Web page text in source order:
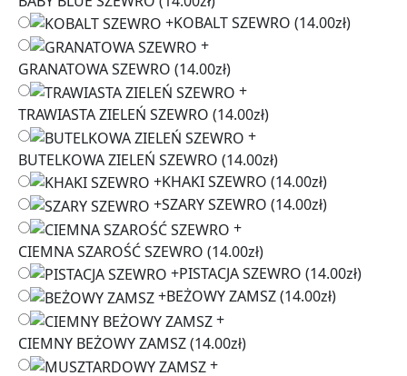
+KOBALT SZEWRO (14.00zł)
+
GRANATOWA SZEWRO (14.00zł)
+
TRAWIASTA ZIELEŃ SZEWRO (14.00zł)
+
BUTELKOWA ZIELEŃ SZEWRO (14.00zł)
+KHAKI SZEWRO (14.00zł)
+SZARY SZEWRO (14.00zł)
+
CIEMNA SZAROŚĆ SZEWRO (14.00zł)
+PISTACJA SZEWRO (14.00zł)
+BEŻOWY ZAMSZ(14.00zł)
+
CIEMNY BEŻOWY ZAMSZ(14.00zł)
+